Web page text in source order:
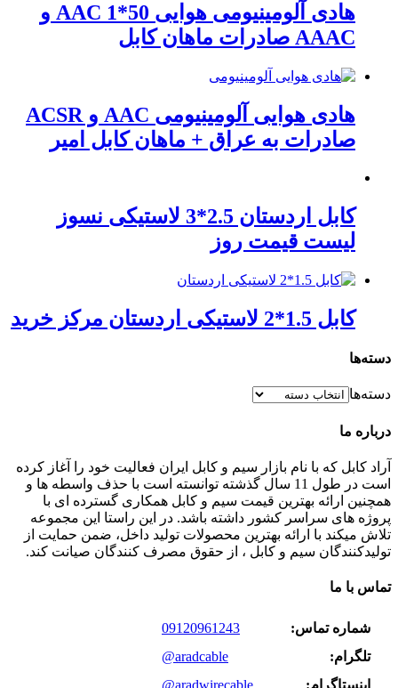
هادی آلومینیومی هوایی 50*1 AAC و
AAAC صادرات ماهان کابل
هادی هوایی آلومینیومی AAC و ACSR
صادرات به عراق + ماهان کابل امیر
کابل اردستان 2.5*3 لاستیکی نسوز
لیست قیمت روز
کابل 1.5*2 لاستیکی اردستان مرکز خرید
دسته‌ها
دسته‌ها
درباره ما
آراد کابل که با نام بازار سیم و کابل ایران فعالیت خود را آغاز کرده
است در طول 11 سال گذشته توانسته است با حذف واسطه ها و
همچنین ارائه بهترین قیمت سیم و کابل همکاری گسترده ای با
پروژه های سراسر کشور داشته باشد. در این راستا این مجموعه
تلاش میکند با ارائه بهترین محصولات تولید داخل، ضمن حمایت از
تولیدکنندگان سیم و کابل ، از حقوق مصرف کنندگان صیانت کند.
تماس با ما
شماره تماس:
09120961243
تلگرام:
@aradcable